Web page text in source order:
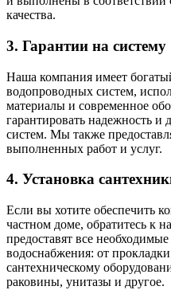
качества.
3. Гарантии на систему
Наша компания имеет
водопроводных систем,
материалы и современное
гарантировать надежность и
систем. Мы также
выполненных работ и услуг.
4. Установка
Если вы хотите обеспечить
частном доме, обратитесь к
предоставят все
водоснабжения: от
сантехническому
раковины, унитазы и другое.